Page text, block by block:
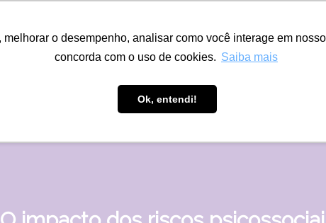
o desempenho, analisar como você interage em
concorda com o uso de cookies. Saiba mais
Ok, entendi!